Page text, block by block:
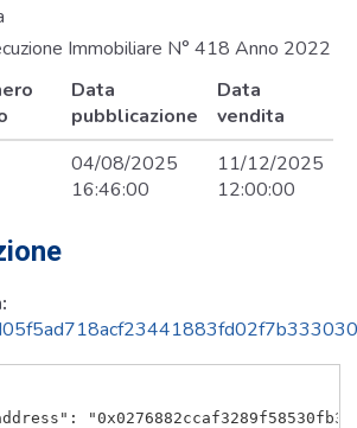
Immobiliare N° 418 Anno 2022
Data
pubblicazione
Data
vendita
04/08/2025
16:46:00
11/12/2025
12:00:00